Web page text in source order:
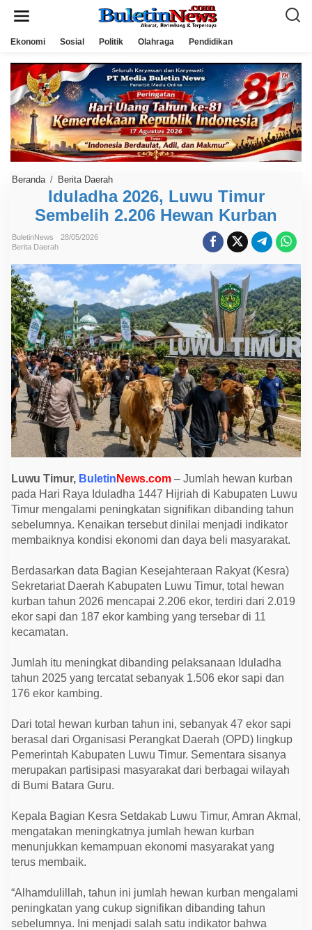
Ekonomi Sosial Politik Olahraga Pendidikan
Beranda / Berita Daerah
u
a
2
0
6
L
u
w
u
T
i
m
u
r
S
e
m
b
e
h
2
2
0
H
w
a
n
K
u
r
Iduladha 2026, Luwu Timur
Sembelih 2.206 Hewan Kurban
BuletinNews
28/05/2026
Berita Daerah
Luwu Timur, Buletin News.com – Jumlah hewan kurban
pada Hari Raya Iduladha 1447 Hijriah di Kabupaten Luwu
Timur mengalami peningkatan signifikan dibanding tahun
sebelumnya. Kenaikan tersebut dinilai menjadi indikator
membaiknya kondisi ekonomi dan daya beli masyarakat.
Berdasarkan data Bagian Kesejahteraan Rakyat (Kesra)
Sekretariat Daerah Kabupaten Luwu Timur, total hewan
kurban tahun 2026 mencapai 2.206 ekor, terdiri dari 2.019
ekor sapi dan 187 ekor kambing yang tersebar di 11
kecamatan.
Jumlah itu meningkat dibanding pelaksanaan Iduladha
tahun 2025 yang tercatat sebanyak 1.506 ekor sapi dan
176 ekor kambing.
Dari total hewan kurban tahun ini, sebanyak 47 ekor sapi
berasal dari Organisasi Perangkat Daerah (OPD) lingkup
Pemerintah Kabupaten Luwu Timur. Sementara sisanya
merupakan partisipasi masyarakat dari berbagai wilayah
di Bumi Batara Guru.
Kepala Bagian Kesra Setdakab Luwu Timur, Amran Akmal,
mengatakan meningkatnya jumlah hewan kurban
menunjukkan kemampuan ekonomi masyarakat yang
terus membaik.
“Alhamdulillah, tahun ini jumlah hewan kurban mengalami
peningkatan yang cukup signifikan dibanding tahun
sebelumnya. Ini menjadi salah satu indikator bahwa